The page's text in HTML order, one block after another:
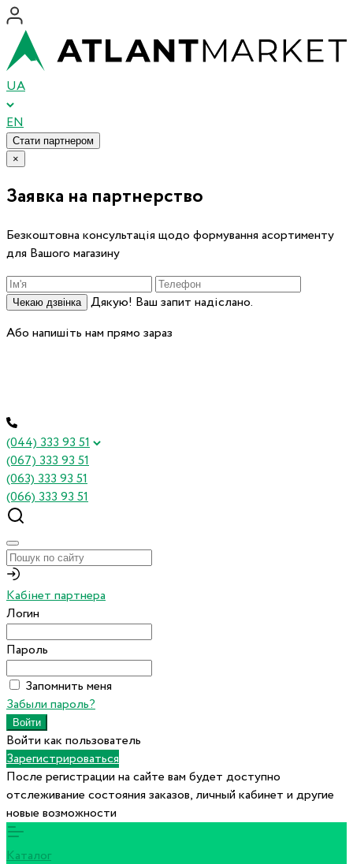
UA
EN
Стати партнером
×
Заявка на партнерство
Безкоштовна консультація щодо формування асортименту
для Вашого магазину
Чекаю дзвінка
Дякую! Ваш запит надіслано.
Або напишіть нам прямо зараз
(044) 333 93 51
(067) 333 93 51
(063) 333 93 51
(066) 333 93 51
Кабінет партнера
Логин
Пароль
Запомнить меня
Забыли пароль?
Войти как пользователь
Зарегистрироваться
После регистрации на сайте вам будет доступно
отслеживание состояния заказов, личный кабинет и другие
новые возможности
Каталог